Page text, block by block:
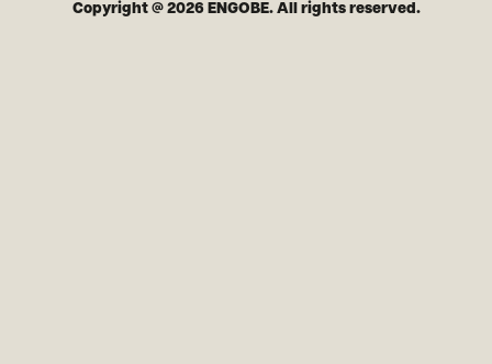
Copyright @ 2026 ENGOBE. All rights reserved.